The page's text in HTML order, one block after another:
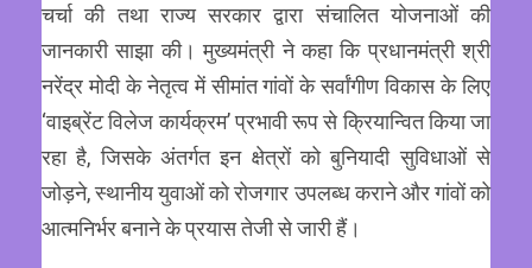
चर्चा की तथा राज्य सरकार द्वारा संचालित योजनाओं की
जानकारी साझा की। मुख्यमंत्री ने कहा कि प्रधानमंत्री श्री
नरेंद्र मोदी के नेतृत्व में सीमांत गांवों के सर्वांगीण विकास के लिए
‘वाइब्रेंट विलेज कार्यक्रम’ प्रभावी रूप से क्रियान्वित किया जा
रहा है, जिसके अंतर्गत इन क्षेत्रों को बुनियादी सुविधाओं से
जोड़ने, स्थानीय युवाओं को रोजगार उपलब्ध कराने और गांवों को
आत्मनिर्भर बनाने के प्रयास तेजी से जारी हैं।